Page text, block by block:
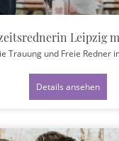
Leipzig
Trauung und Freie Redner
Details ansehen